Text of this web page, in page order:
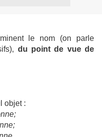
le nom (on parle
du point de vue de
objet :